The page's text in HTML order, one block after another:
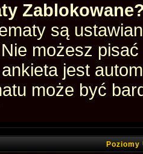
są
możesz
jest
może być